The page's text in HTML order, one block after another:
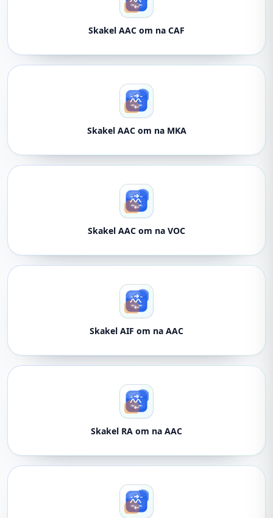
Skakel AAC om na CAF
Skakel AAC om na MKA
Skakel AAC om na VOC
Skakel AIF om na AAC
Skakel RA om na AAC